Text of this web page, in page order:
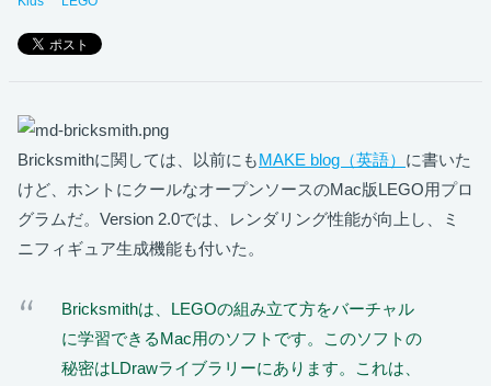
Bricksmithに関しては、以前にもMAKE blog（英語） に書いた
けど、ホントにクールなオープンソースのMac版LEGO用プロ
グラムだ。Version 2.0では、レンダリング性能が向上し、ミ
ニフィギュア生成機能も付いた。
Bricksmithは、LEGOの組み立て方をバーチャル
に学習できるMac用のソフトです。このソフトの
秘密はLDrawライブラリーにあります。これは、